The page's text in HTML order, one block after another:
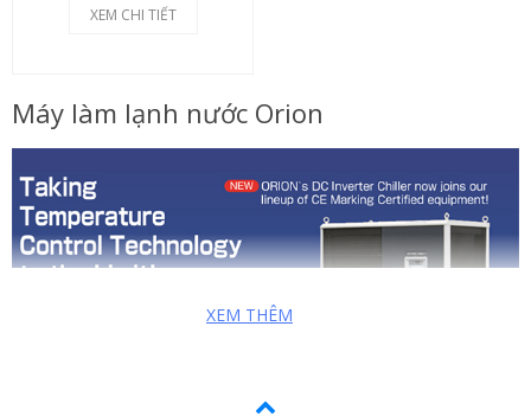
XEM CHI TIẾT
Máy làm lạnh nước Orion
XEM THÊM